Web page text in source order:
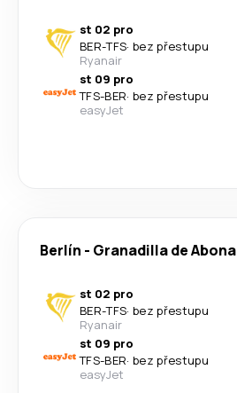
st 02 pro
BER-TFS· bez přestupu
Ryanair
st 09 pro
TFS-BER· bez přestupu
easyJet
Berlín - Granadilla de Abona
st 02 pro
BER-TFS· bez přestupu
Ryanair
st 09 pro
TFS-BER· bez přestupu
easyJet